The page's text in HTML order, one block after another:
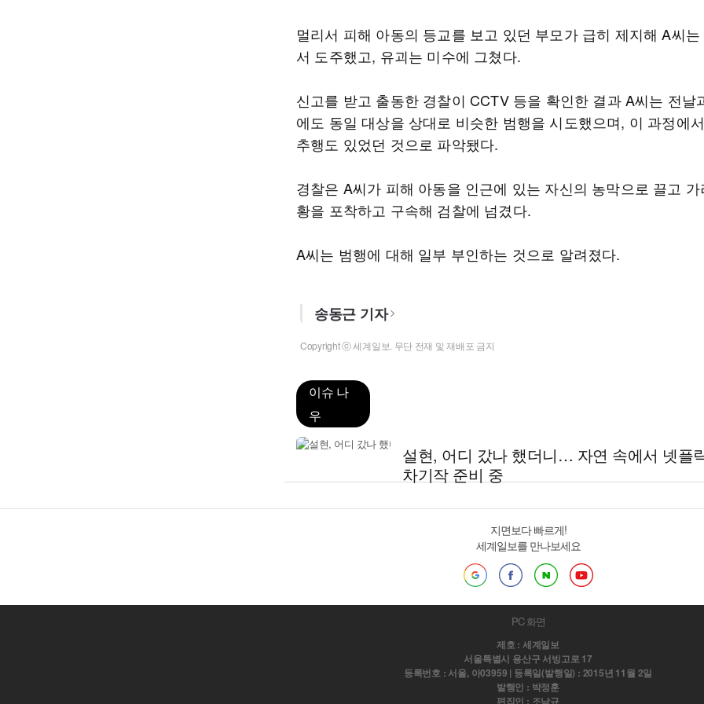
멀리서 피해 아동의 등교를 보고 있던 부모가 급히 제지해 A씨는
서 도주했고, 유괴는 미수에 그쳤다.
신고를 받고 출동한 경찰이 CCTV 등을 확인한 결과 A씨는 전날
에도 동일 대상을 상대로 비슷한 범행을 시도했으며, 이 과정에
추행도 있었던 것으로 파악됐다.
경찰은 A씨가 피해 아동을 인근에 있는 자신의 농막으로 끌고 가
황을 포착하고 구속해 검찰에 넘겼다.
A씨는 범행에 대해 일부 부인하는 것으로 알려졌다.
송동근 기자
Copyright ⓒ 세계일보. 무단 전재 및 재배포 금지
이슈 나
우
설현, 어디 갔나 했더니… 자연 속에서 넷플
차기작 준비 중
지면보다 빠르게!
세계일보를 만나보세요
PC 화면
제호 : 세계일보
서울특별시 용산구 서빙고로 17
등록번호 : 서울, 아03959 | 등록일(발행일) : 2015년 11월 2일
발행인 : 박정훈
편집인 : 조남규